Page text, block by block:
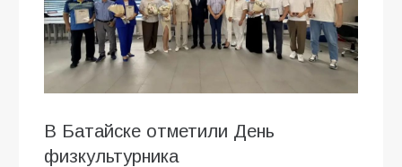
В Батайске отметили День
физкультурника